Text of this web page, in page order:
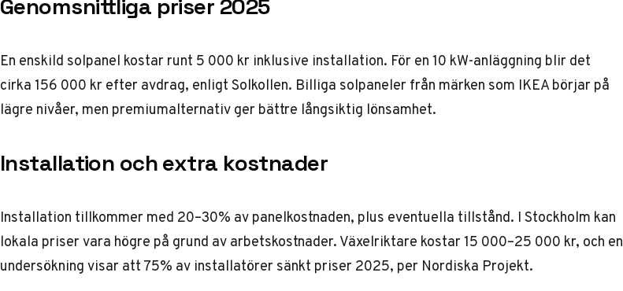
Genomsnittliga priser 2025
En enskild solpanel kostar runt 5 000 kr inklusive installation. För en 10 kW-anläggning blir det
cirka 156 000 kr efter avdrag, enligtSolkollen. Billiga solpaneler från märken som IKEA börjar på
lägre nivåer, men premiumalternativ ger bättre långsiktig lönsamhet.
Installation och extra kostnader
Installation tillkommer med 20–30% av panelkostnaden, plus eventuella tillstånd. I Stockholm kan
lokala priser vara högre på grund av arbetskostnader. Växelriktare kostar 15 000–25 000 kr, och en
undersökning visar att 75% av installatörer sänkt priser 2025, per Nordiska Projekt.